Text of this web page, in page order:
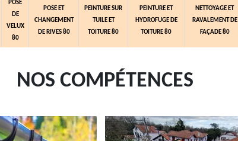
POSE
DE
VELUX
80
POSE ET
CHANGEMENT
DE RIVES 80
PEINTURE SUR
TUILE ET
TOITURE 80
PEINTURE ET
HYDROFUGE DE
TOITURE 80
NETTOYAGE ET
RAVALEMENT DE
FAÇADE 80
NOS COMPÉTENCES